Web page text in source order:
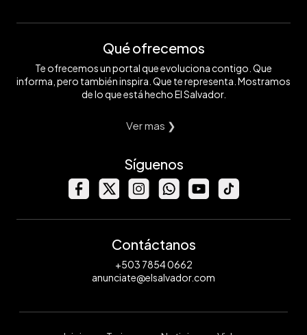
Qué ofrecemos
Te ofrecemos un portal que evoluciona contigo. Que
informa, pero también inspira. Que te representa. Mostramos
de lo que está hecho El Salvador.
Ver mas ❯
Síguenos
Contáctanos
+503 7854 0662
anunciate@elsalvador.com